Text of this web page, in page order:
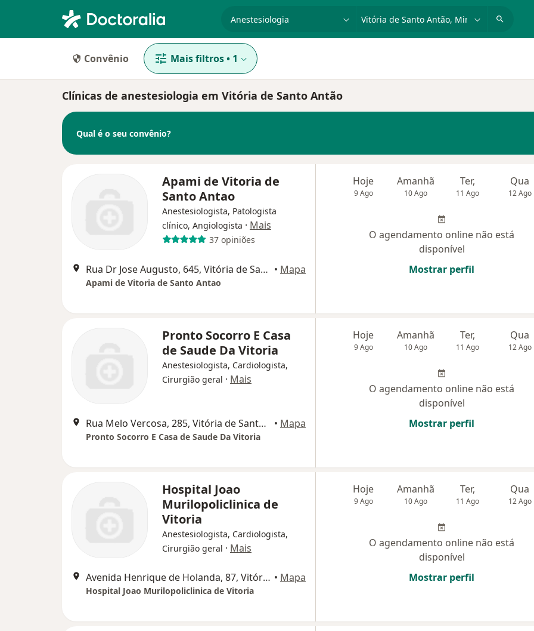
cidade ou região
Convênio Mais filtros• 1
Clínicas de anestesiologia em Vitória de Santo Antão
Qual é o seu convênio?
Apami de Vitoria de
Santo Antao
Anestesiologista, Patologista
clínico, Angiologista · Mais
37 opiniões
Rua Dr Jose Augusto, 645, Vitória de Santo Antão • Mapa
Apami de Vitoria de Santo Antao
Hoje
9 Ago
Amanhã
10 Ago
Ter,
11 Ago
Qua
12 Ago
O agendamento online não está
disponível
Mostrar perfil
Pronto Socorro E Casa
de Saude Da Vitoria
Anestesiologista, Cardiologista,
Cirurgião geral · Mais
Rua Melo Vercosa, 285, Vitória de Santo Antão • Mapa
Pronto Socorro E Casa de Saude Da Vitoria
Hoje
9 Ago
Amanhã
10 Ago
Ter,
11 Ago
Qua
12 Ago
O agendamento online não está
disponível
Mostrar perfil
Hospital Joao
Murilopoliclinica de
Vitoria
Anestesiologista, Cardiologista,
Cirurgião geral · Mais
Avenida Henrique de Holanda, 87, Vitória de Santo Antão • Mapa
Hospital Joao Murilopoliclinica de Vitoria
Hoje
9 Ago
Amanhã
10 Ago
Ter,
11 Ago
Qua
12 Ago
O agendamento online não está
disponível
Mostrar perfil